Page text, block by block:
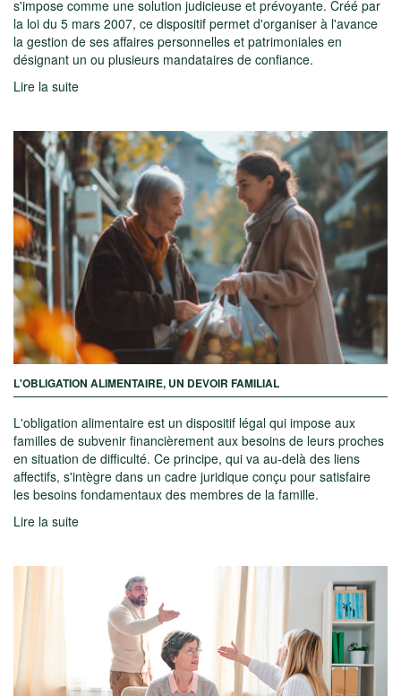
s'impose comme une solution judicieuse et prévoyante. Créé par
la loi du 5 mars 2007, ce dispositif permet d'organiser à l'avance
la gestion de ses affaires personnelles et patrimoniales en
désignant un ou plusieurs mandataires de confiance.
Lire la suite
L'OBLIGATION ALIMENTAIRE, UN DEVOIR FAMILIAL
L'obligation alimentaire est un dispositif légal qui impose aux
familles de subvenir financièrement aux besoins de leurs proches
en situation de difficulté. Ce principe, qui va au-delà des liens
affectifs, s'intègre dans un cadre juridique conçu pour satisfaire
les besoins fondamentaux des membres de la famille.
Lire la suite